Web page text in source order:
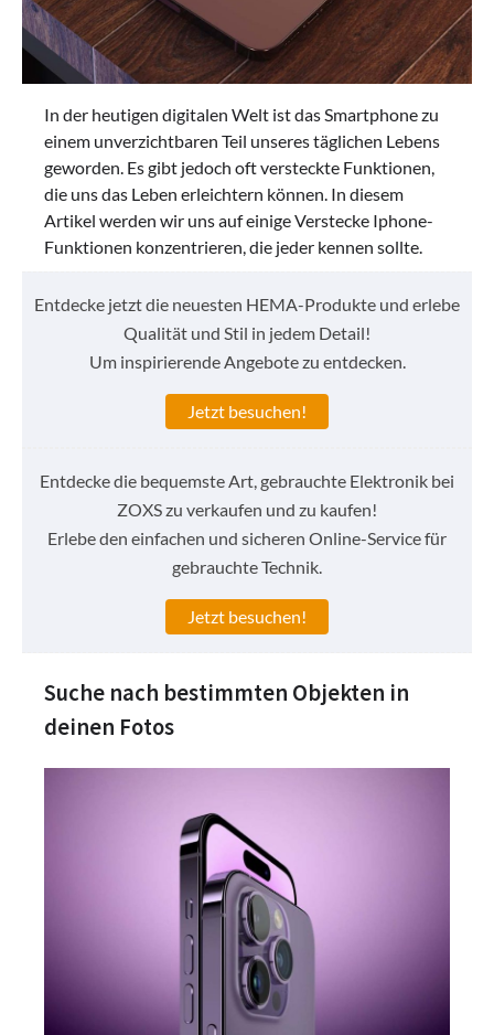
In der heutigen digitalen Welt ist das Smartphone zu
einem unverzichtbaren Teil unseres täglichen Lebens
geworden. Es gibt jedoch oft versteckte Funktionen,
die uns das Leben erleichtern können. In diesem
Artikel werden wir uns auf einige Verstecke Iphone-
Funktionen konzentrieren, die jeder kennen sollte.
Entdecke jetzt die neuesten HEMA-Produkte und erlebe
Qualität und Stil in jedem Detail!
Um inspirierende Angebote zu entdecken.
Jetzt besuchen!
Entdecke die bequemste Art, gebrauchte Elektronik bei
ZOXS zu verkaufen und zu kaufen!
Erlebe den einfachen und sicheren Online-Service für
gebrauchte Technik.
Jetzt besuchen!
Suche nach bestimmten Objekten in
deinen Fotos